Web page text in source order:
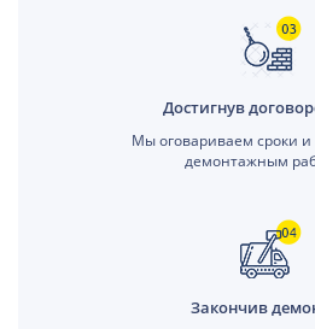
Достигнув
Мы оговариваем сроки и
демонтажным
Закончив